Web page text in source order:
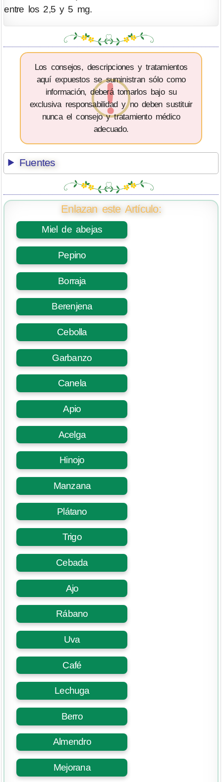
entre los 2,5 y 5 mg.
Los consejos, descripciones y tratamientos
aquí expuestos se suministran sólo como
información, deberá tomarlos bajo su
exclusiva responsabilidad y no deben sustituir
nunca el consejo y tratamiento médico
adecuado.
Fuentes
Enlazan este Artículo:
Miel de abejas
Pepino
Borraja
Berenjena
Cebolla
Garbanzo
Canela
Apio
Acelga
Hinojo
Manzana
Plátano
Trigo
Cebada
Ajo
Rábano
Uva
Café
Lechuga
Berro
Almendro
Mejorana